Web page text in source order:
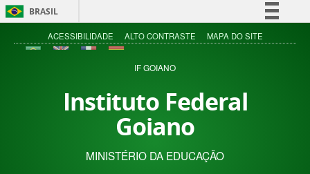
BRASIL
Simplifique!
Acesso à informação
ACESSIBILIDADE ALTO CONTRASTE MAPA DO SITE
IF GOIANO
Instituto Federal
Goiano
MINISTÉRIO DA EDUCAÇÃO